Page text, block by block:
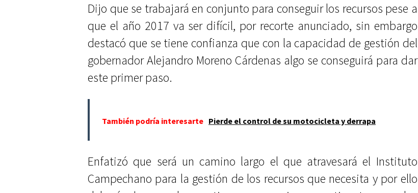
Dijo que se trabajará en conjunto para conseguir los recursos pese a
que el año 2017 va ser difícil, por recorte anunciado, sin embargo
destacó que se tiene confianza que con la capacidad de gestión del
gobernador Alejandro Moreno Cárdenas algo se conseguirá para dar
este primer paso.
También podría interesarte Pierde el control de su motocicleta y derrapa
Enfatizó que será un camino largo el que atravesará el Instituto
Campechano para la gestión de los recursos que necesita y por ello